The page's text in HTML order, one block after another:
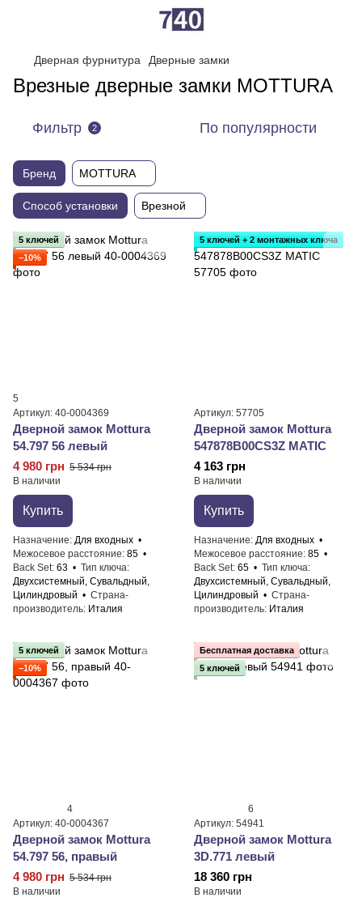
Дверная фурнитура Дверные замки
Врезные дверные замки MOTTURA
Фильтр 2 По популярности
Бренд MOTTURA
Способ установки Врезной
5 ключей
−10%
5
Артикул: 40-0004369
Дверной замок ​Mottura
54.797 56 левый
4 980 грн 5 534 грн
В наличии
Купить
Назначение Для входных
Межосевое расстояние 85
Back Set 63
Тип ключа
Двухсистемный, Сувальдный,
Цилиндровый
Страна-
производитель Италия
5 ключей + 2 монтажных ключа
Артикул: 57705
Дверной замок Mottura
547878B00CS3Z MATIC
4 163 грн
В наличии
Купить
Назначение Для входных
Межосевое расстояние 85
Back Set 65
Тип ключа
Двухсистемный, Сувальдный,
Цилиндровый
Страна-
производитель Италия
5 ключей
−10%
4
Артикул: 40-0004367
Дверной замок ​Mottura
54.797 56, правый
4 980 грн 5 534 грн
В наличии
Бесплатная доставка
5 ключей
6
Артикул: 54941
Дверной замок Mottura
3D.771 левый
18 360 грн
В наличии